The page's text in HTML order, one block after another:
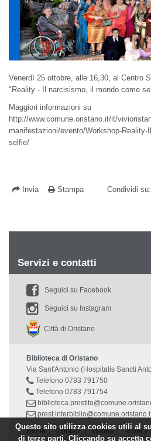
Questo sito utilizza cookies utili al
di terze parti. Cliccando su accetta
Venerdì 25 ottobre, alle 16,30, al Centro
"Reality - Il narcisismo, il mondo come
Maggiori informazioni su
http://www.comune.oristano.it/it/
manifestazioni/evento/Workshop-Reality-
selfie/
Invia Stampa Condividi su:
Servizi e contatti
Seguici su Facebook
Seguici su Instagram
Città di Oristano
Biblioteca di Oristano
Via Sant'Antonio (Hospitalis Sancti
Telefono 0783 791750
Telefono 0783 791754
Home|Contatti|Mappa|Privacy